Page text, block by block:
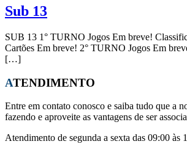
Sub 13
SUB 13 1° TURNO Jogos Em breve!
Cartões Em breve! 2° TURNO Jogos Em
[…]
ATENDIMENTO
Entre em contato conosco e saiba tudo que a
fazendo e aproveite as vantagens de ser
Atendimento de segunda a sexta das 09:00 às